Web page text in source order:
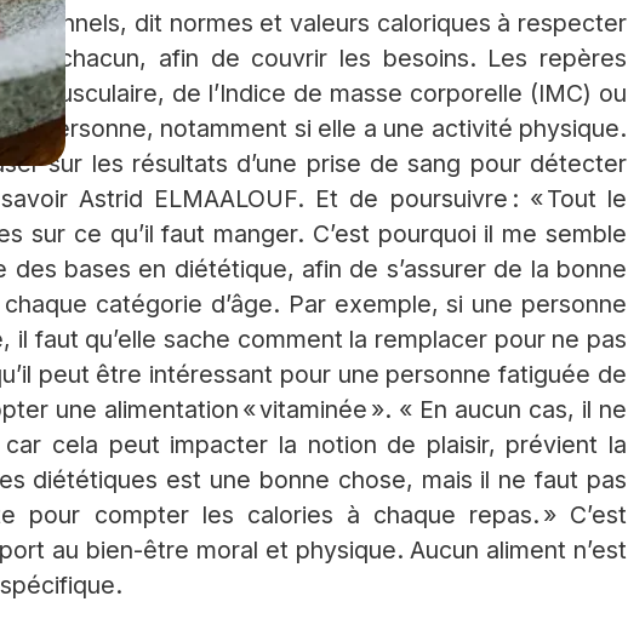
dit normes et valeurs caloriques à respecter
de chacun, afin de couvrir les besoins. Les repères
musculaire, de l’Indice de masse corporelle (IMC) ou
personne, notamment si elle a une activité physique.
sur les résultats d’une prise de sang pour détecter
Astrid ELMAALOUF. Et de poursuivre : « Tout le
sur ce qu’il faut manger. C’est pourquoi il me semble
bases en diététique, afin de s’assurer de la bonne
catégorie d’âge. Par exemple, si une personne
il faut qu’elle sache comment la remplacer pour ne pas
peut être intéressant pour une personne fatiguée de
une alimentation « vitaminée ». « En aucun cas, il ne
car cela peut impacter la notion de plaisir, prévient la
diététiques est une bonne chose, mais il ne faut pas
pour compter les calories à chaque repas. » C’est
au bien-être moral et physique. Aucun aliment n’est